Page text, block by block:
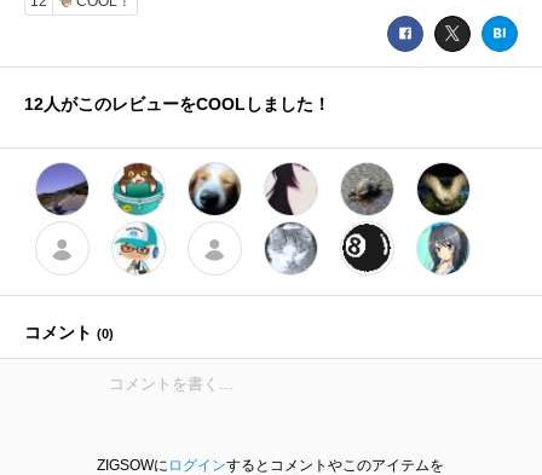
12人がこのレビューをCOOLしました！
コメント (0)
ZIGSOWに ログインするとコメントやこのアイテムを